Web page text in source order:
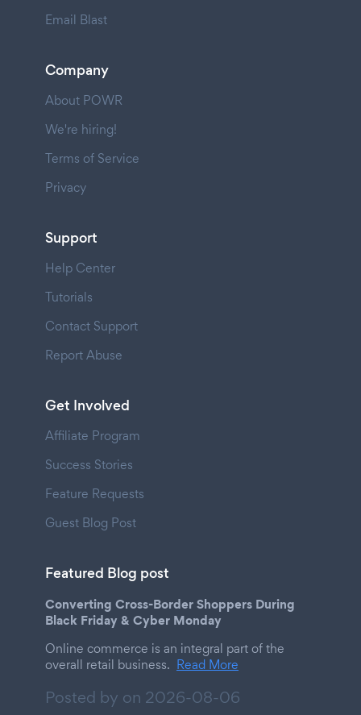
Email Blast
Company
About POWR
We're hiring!
Terms of Service
Privacy
Support
Help Center
Tutorials
Contact Support
Report Abuse
Get Involved
Affiliate Program
Success Stories
Feature Requests
Guest Blog Post
Featured Blog post
Converting Cross-Border Shoppers During
Black Friday & Cyber Monday
Online commerce is an integral part of the
overall retail business. Read More
Posted by on 2026-08-06